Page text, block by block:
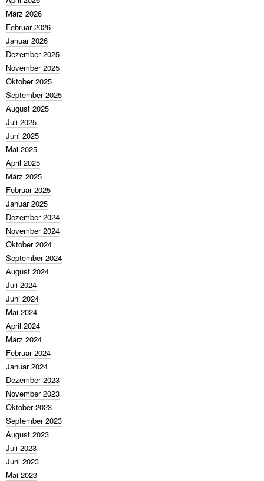
März 2026
Februar 2026
Januar 2026
Dezember 2025
November 2025
Oktober 2025
September 2025
August 2025
Juli 2025
Juni 2025
Mai 2025
April 2025
März 2025
Februar 2025
Januar 2025
Dezember 2024
November 2024
Oktober 2024
September 2024
August 2024
Juli 2024
Juni 2024
Mai 2024
April 2024
März 2024
Februar 2024
Januar 2024
Dezember 2023
November 2023
Oktober 2023
September 2023
August 2023
Juli 2023
Juni 2023
Mai 2023